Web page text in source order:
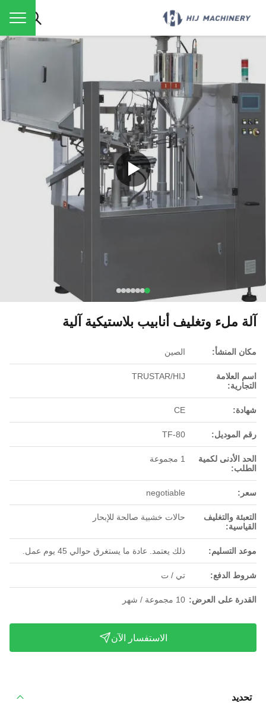
آلة ملء وتغليف أنابيب بلاستيكية آلية
مكان المنشأ: الصين
اسم العلامة
التجارية:
TRUSTAR/HIJ
شهادة: CE
رقم الموديل: TF-80
الحد الأدنى لكمية
الطلب:
1 مجموعة
سعر: negotiable
التعبئة والتغليف
القياسية:
حالات خشبية صالحة للإبحار
موعد التسليم: ذلك يعتمد. عادة ما يستغرق حوالي 45 يوم عمل.
شروط الدفع: تي / ت
القدرة على العرض: 10 مجموعة / شهر
الاستفسار الآن
تحديد